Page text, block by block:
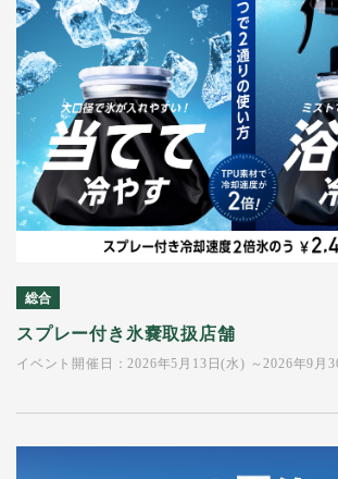
総合
スプレー付き氷嚢取扱店舗
イベント開催日：2026年5月13日(水) ～2026年9月